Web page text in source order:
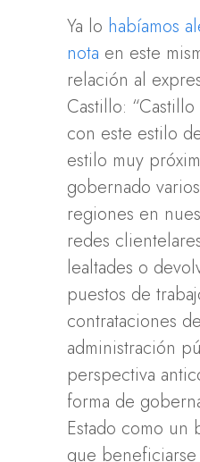
Ya lo habíamos
nota en este
relación al
Castillo:
con este estilo
estilo muy
gobernado
regiones en
redes
lealtades o
puestos de
contrataciones
administración
perspectiva
forma de
Estado como un
que